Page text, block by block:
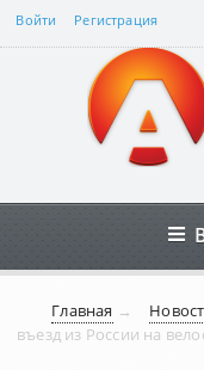
Войти Регистрация
Главная →
въезд из России на